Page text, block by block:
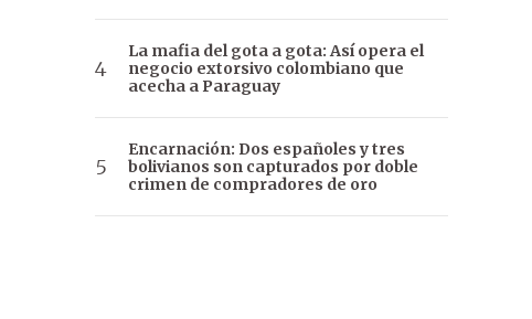
La mafia del gota a gota: Así opera el
negocio extorsivo colombiano que
acecha a Paraguay
Encarnación: Dos españoles y tres
bolivianos son capturados por doble
crimen de compradores de oro